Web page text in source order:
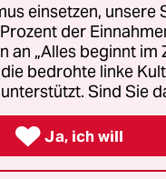
Kommune-
Datenschutz
widerrufen
einsetzen, unsere
der
an „Alles beginnt im
bedrohte linke
Sind Sie
 Ja, ich will